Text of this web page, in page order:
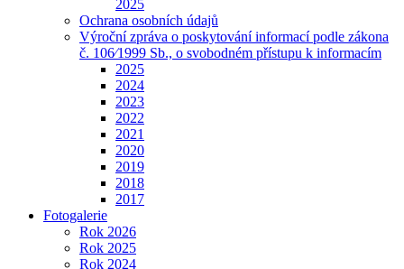
2025
Ochrana osobních údajů
Výroční zpráva o poskytování informací podle zákona
č. 106⁄1999 Sb., o svobodném přístupu k informacím
2025
2024
2023
2022
2021
2020
2019
2018
2017
Fotogalerie
Rok 2026
Rok 2025
Rok 2024